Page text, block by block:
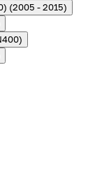
(2005 - 2015)